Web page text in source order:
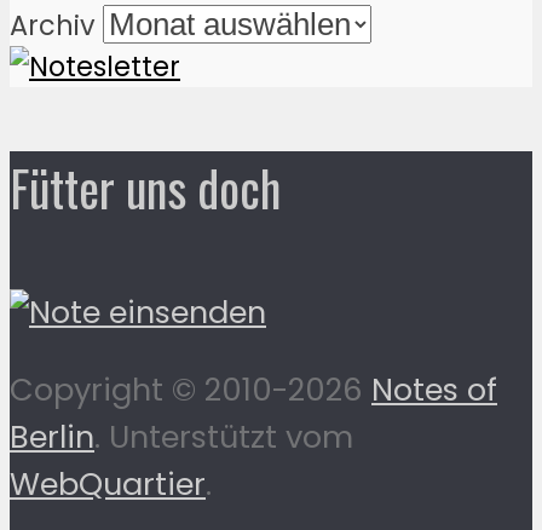
Archiv
Fütter uns doch
Copyright © 2010-2026 Notes of
Berlin. Unterstützt vom
WebQuartier.